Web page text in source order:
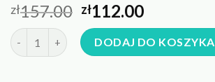
zł157.00 zł112.00
ilość kruk wisiorki DODAJ DO KOSZYKA